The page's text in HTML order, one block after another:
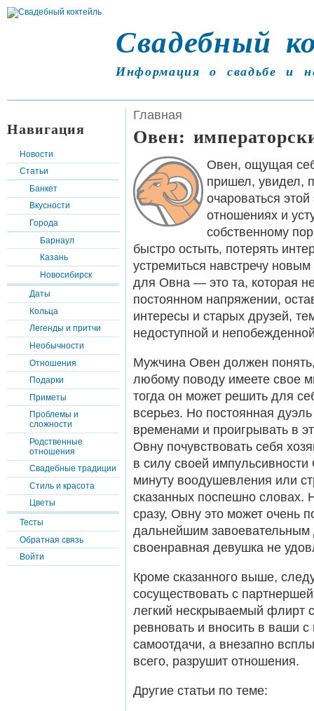
Свадебный
Информация о свадьбе и
Навигация
Новости
Статьи
Банкет
Вкусности
Города
Барнаул
Казань
Новосибирск
Даты
Кольца
Легенды и притчи
Необычности
Отношения
Подарки
Приметы
Проблемы и
сложности
Родственные
отношения
Свадебные традиции
Стиль и красота
Цветы
Тесты
Обратная связь
Войти
Главная
Овен:
Овен, ощущая
пришел, увидел,
очароваться
отношениях и
собственному
быстро остыть, потерять
устремиться навстречу
для Овна — это та, которая
постоянном напряжении,
интересы и старых друзей,
недоступной и
Мужчина Овен должен
любому поводу имеете свое
тогда он может решить для
всерьез. Но постоянная
временами и проигрывать в
Овну почувствовать себя
в силу своей
минуту воодушевления или
сказанных поспешно словах.
сразу, Овну это может очень
дальнейшим завоевательным
своенравная девушка не
Кроме сказанного выше,
сосуществовать с
легкий нескрываемый флирт
ревновать и вносить в ваши
самоотдачи, а внезапно
всего, разрушит отношения.
Другие статьи по теме: